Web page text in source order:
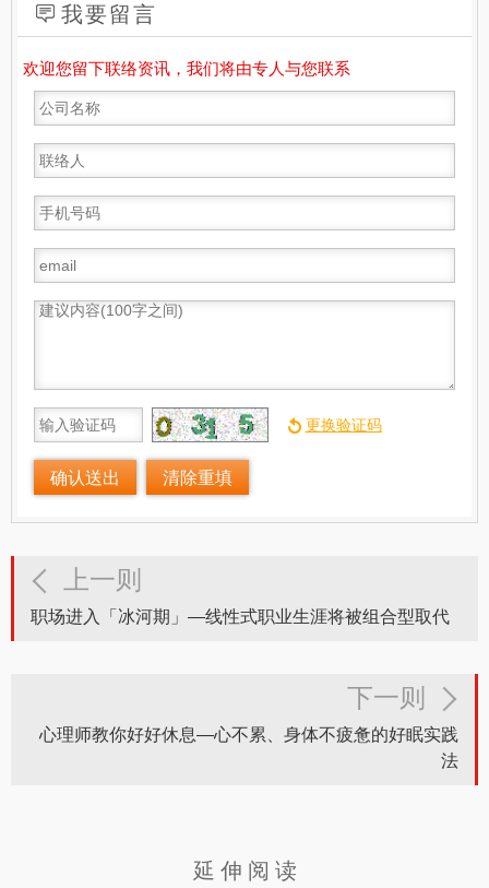
我要留言
欢迎您留下联络资讯，我们将由专人与您联系
上一则
职场进入「冰河期」—线性式职业生涯将被组合型取代
下一则
心理师教你好好休息—心不累、身体不疲惫的好眠实践
法
延伸阅读